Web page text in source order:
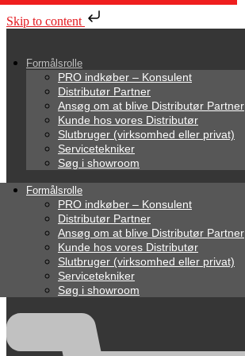
Skip to content
Formålsrolle
PRO indkøber – Konsulent
Distributør Partner
Ansøg om at blive Distributør Partner
Kunde hos vores Distributør
Slutbruger (virksomhed eller privat)
Servicetekniker
Søg i showroom
Formålsrolle
PRO indkøber – Konsulent
Distributør Partner
Ansøg om at blive Distributør Partner
Kunde hos vores Distributør
Slutbruger (virksomhed eller privat)
Servicetekniker
Søg i showroom